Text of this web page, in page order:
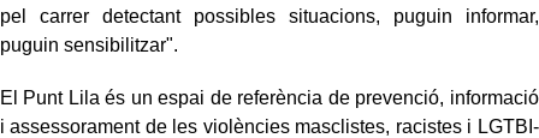
pel carrer detectant possibles situacions, puguin informar,
puguin sensibilitzar".
El Punt Lila és un espai de referència de prevenció, informació
i assessorament de les violències masclistes, racistes i LGTBI-